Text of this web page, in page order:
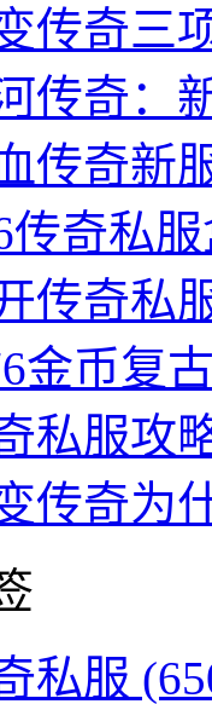
传奇三
传奇：
传奇新
传奇私
传奇私
金币复
私服攻
传奇为
私服